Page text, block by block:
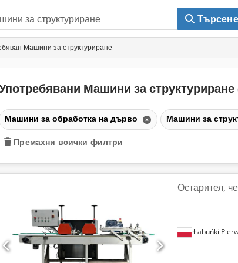
Търсене
Машини за структуриране
Машини за структуриране
Машини за обработка на дърво Машини за
Премахни всички филтри
Łabuńki
Остарител,